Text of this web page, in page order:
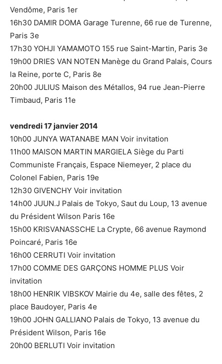
Vendôme, Paris 1er
16h30 DAMIR DOMA Garage Turenne, 66 rue de Turenne,
Paris 3e
17h30 YOHJI YAMAMOTO 155 rue Saint-Martin, Paris 3e
19h00 DRIES VAN NOTEN Manège du Grand Palais, Cours
la Reine, porte C, Paris 8e
20h00 JULIUS Maison des Métallos, 94 rue Jean-Pierre
Timbaud, Paris 11e
vendredi 17 janvier 2014
10h00 JUNYA WATANABE MAN Voir invitation
11h00 MAISON MARTIN MARGIELA Siège du Parti
Communiste Français, Espace Niemeyer, 2 place du
Colonel Fabien, Paris 19e
12h30 GIVENCHY Voir invitation
14h00 JUUN.J Palais de Tokyo, Saut du Loup, 13 avenue
du Président Wilson Paris 16e
15h00 KRISVANASSCHE La Crypte, 66 avenue Raymond
Poincaré, Paris 16e
16h00 CERRUTI Voir invitation
17h00 COMME DES GARÇONS HOMME PLUS Voir
invitation
18h00 HENRIK VIBSKOV Mairie du 4e, salle des fêtes, 2
place Baudoyer, Paris 4e
19h00 JOHN GALLIANO Palais de Tokyo, 13 avenue du
Président Wilson, Paris 16e
20h00 BERLUTI Voir invitation